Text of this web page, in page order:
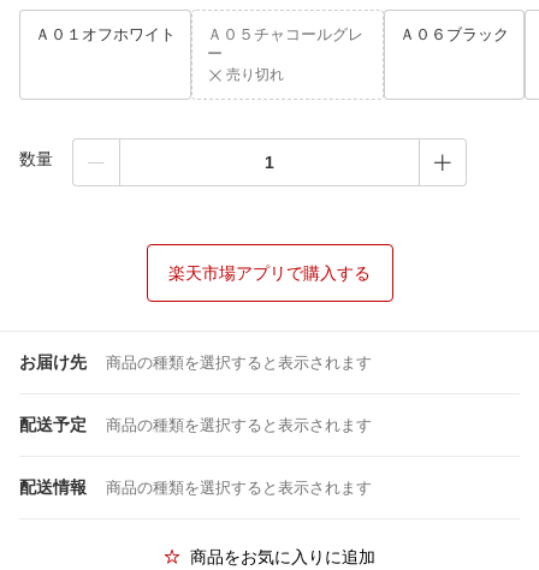
Ａ０１オフホワイト
Ａ０５チャコールグレ
ー
売り切れ
Ａ０６ブラック
数量
楽天市場アプリで購入する
お届け先 商品の種類を選択すると表示されます
配送予定 商品の種類を選択すると表示されます
配送情報 商品の種類を選択すると表示されます
商品をお気に入りに追加